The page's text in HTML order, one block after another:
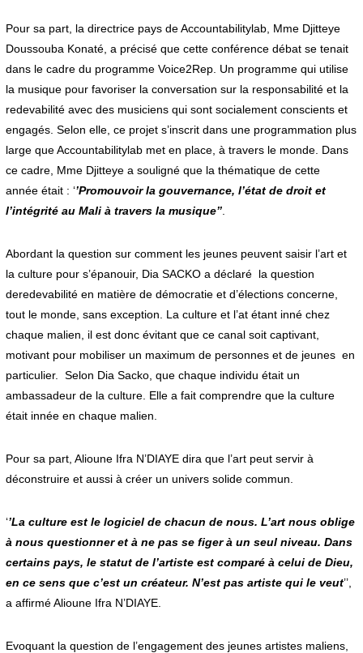
Pour sa part, la directrice pays de Accountabilitylab, Mme Djitteye
Doussouba Konaté, a précisé que cette conférence débat se tenait
dans le cadre du programme Voice2Rep. Un programme qui utilise
la musique pour favoriser la conversation sur la responsabilité et la
redevabilité avec des musiciens qui sont socialement conscients et
engagés. Selon elle, ce projet s’inscrit dans une programmation plus
large que Accountabilitylab met en place, à travers le monde. Dans
ce cadre, Mme Djitteye a souligné que la thématique de cette
année était : ‘’Promouvoir la gouvernance, l’état de droit et
l’intégrité au Mali à travers la musique’’.
Abordant la question sur comment les jeunes peuvent saisir l’art et
la culture pour s’épanouir, Dia SACKO a déclaré la question
deredevabilité en matière de démocratie et d’élections concerne,
tout le monde, sans exception. La culture et l’at étant inné chez
chaque malien, il est donc évitant que ce canal soit captivant,
motivant pour mobiliser un maximum de personnes et de jeunes en
particulier. Selon Dia Sacko, que chaque individu était un
ambassadeur de la culture. Elle a fait comprendre que la culture
était innée en chaque malien.
Pour sa part, Alioune Ifra N’DIAYE dira que l’art peut servir à
déconstruire et aussi à créer un univers solide commun.
‘’La culture est le logiciel de chacun de nous. L’art nous oblige
à nous questionner et à ne pas se figer à un seul niveau. Dans
certains pays, le statut de l’artiste est comparé à celui de Dieu,
en ce sens que c’est un créateur. N’est pas artiste qui le veut’’,
a affirmé Alioune Ifra N’DIAYE.
Evoquant la question de l’engagement des jeunes artistes maliens,